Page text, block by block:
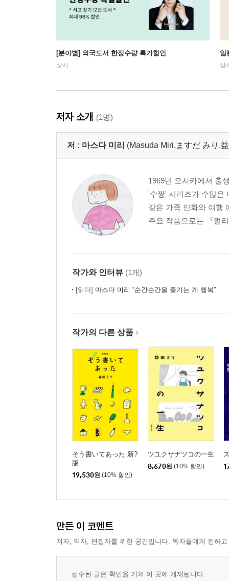
[분야별] 외국도서 한정수량 특가할인
상시
일
상
저자 소개 (1명)
저 : 마스다 미리 (Masuda Miri,ますだ みり,
1969년 오사카에서 출
'수짱' 시리즈가 수많은
같은 가족 만화와 여행
주요 작품으로는 『멀
작가와 인터뷰 (1개)
[읽다] 마스다 미리 “순간순간을 즐기는 게 행복”
작가의 다른 상품
そう書いてあった 新?
版
19,530원 (10% 할인)
ツユクサナツコの一生
8,670원 (10% 할인)
만든 이 코멘트
저자, 역자, 편집자를 위한 공간입니다. 독자들에게 전하
접수된 글은 확인을 거쳐 이 곳에 게재됩니다.